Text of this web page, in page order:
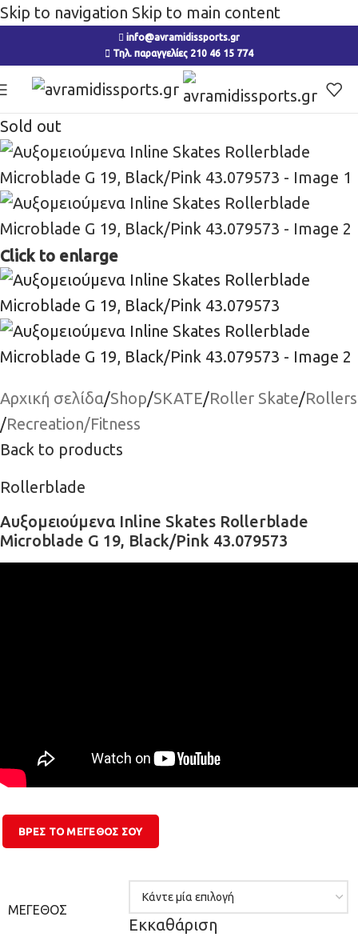
Skip to navigation Skip to main content
info@avramidissports.gr
Τηλ. παραγγελίες 210 46 15 774
Sold out
Click to enlarge
Αρχική σελίδα/Shop/SKATE/Roller Skate/Rollers
/Recreation/Fitness
Back to products
Rollerblade
Αυξομειούμενα Inline Skates Rollerblade
Microblade G 19, Black/Pink 43.079573
ΒΡΕΣ ΤΟ ΜΕΓΕΘΌΣ ΣΟΥ
ΜΈΓΕΘΟΣ
Εκκαθάριση